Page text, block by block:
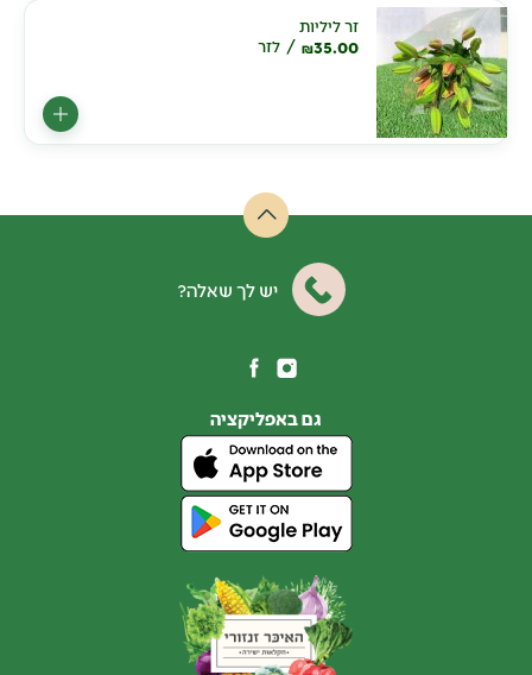
זר ליליות
₪35.00 לזר
יש לך שאלה?
גם באפליקציה